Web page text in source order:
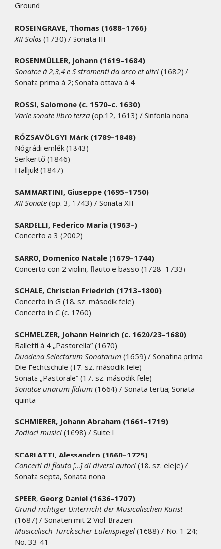
Ground
ROSEINGRAVE, Thomas (1688–1766)
XII Solos (1730) / Sonata III
ROSENMÜLLER, Johann (1619–1684)
Sonatae à 2,3,4 e 5 stromenti da arco et altri (1682) /
Sonata prima à 2; Sonata ottava à 4
ROSSI, Salomone (c. 1570–c. 1630)
Varie sonate libro terza (op.12, 1613) / Sinfonia nona
RÓZSAVÖLGYI Márk (1789–1848)
Nógrádi emlék (1843)
Serkentő (1846)
Halljuk! (1847)
SAMMARTINI, Giuseppe (1695–1750)
XII Sonate (op. 3, 1743) / Sonata XII
SARDELLI, Federico Maria (1963–)
Concerto a 3 (2002)
SARRO, Domenico Natale (1679–1744)
Concerto con 2 violini, flauto e basso (1728–1733)
SCHALE, Christian Friedrich (1713–1800)
Concerto in G (18. sz. második fele)
Concerto in C (c. 1760)
SCHMELZER, Johann Heinrich (c. 1620/23–1680)
Balletti à 4 „Pastorella” (1670)
Duodena Selectarum Sonatarum (1659) / Sonatina prima
Die Fechtschule (17. sz. második fele)
Sonata „Pastorale” (17. sz. második fele)
Sonatae unarum fidium (1664) / Sonata tertia; Sonata
quinta
SCHMIERER, Johann Abraham (1661–1719)
Zodiaci musici (1698) / Suite I
SCARLATTI, Alessandro (1660–1725)
Concerti di flauto […] di diversi autori (18. sz. eleje) /
Sonata septa, Sonata nona
SPEER, Georg Daniel (1636–1707)
Grund-richtiger Unterricht der Musicalischen Kunst
(1687) / Sonaten mit 2 Viol-Brazen
Musicalisch-Türckischer Eulenspiegel (1688) / No. 1-24;
No. 33-41